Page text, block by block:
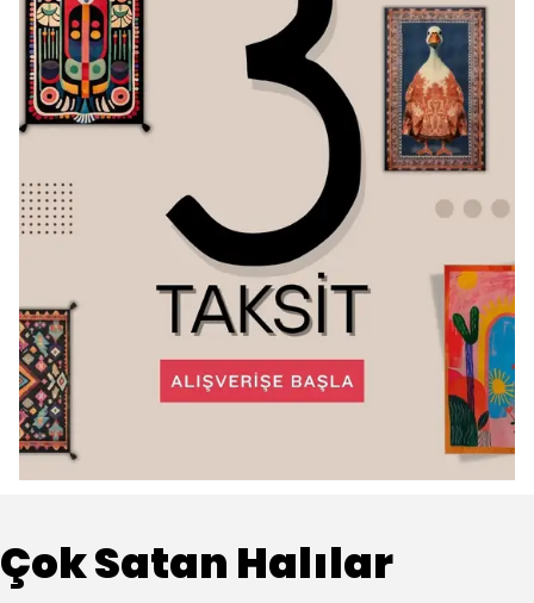
Çok Satan Halılar